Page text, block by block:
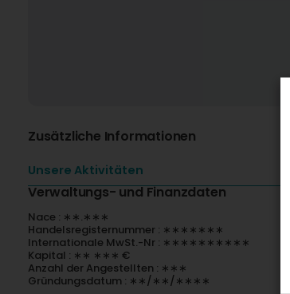
Zusätzliche Informationen
Unsere Aktivitäten
Verwaltungs- und Finanzdaten
Nace : ∗∗.∗∗∗
Handelsregisternummer : ∗∗∗∗∗∗∗
Internationale MwSt.-Nr : ∗∗∗∗∗∗∗∗∗∗
Kapital : ∗∗ ∗∗∗ €
Anzahl der Angestellten : ∗∗∗
Gründungsdatum : ∗∗/∗∗/∗∗∗∗